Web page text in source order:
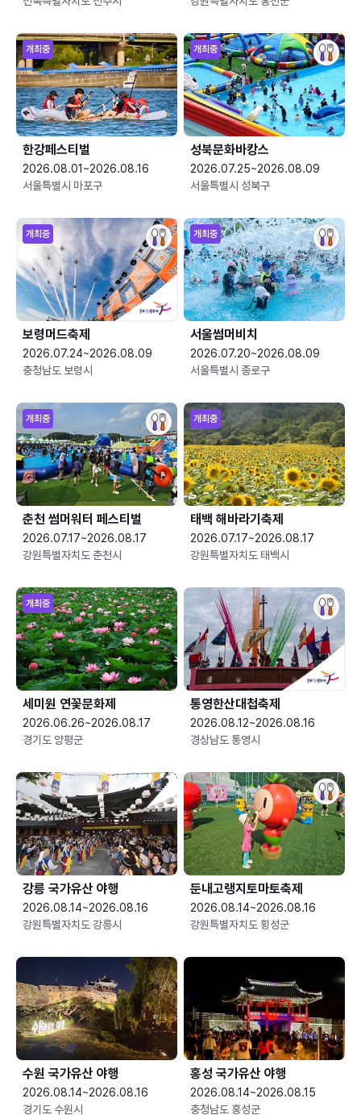
개최중
한강페스티벌
2026.08.01~2026.08.16
서울특별시 마포구
개최중
성북문화바캉스
2026.07.25~2026.08.09
서울특별시 성북구
개최중
보령머드축제
2026.07.24~2026.08.09
충청남도 보령시
개최중
서울썸머비치
2026.07.20~2026.08.09
서울특별시 종로구
개최중
춘천 썸머워터 페스티벌
2026.07.17~2026.08.17
강원특별자치도 춘천시
개최중
태백 해바라기축제
2026.07.17~2026.08.17
강원특별자치도 태백시
개최중
세미원 연꽃문화제
2026.06.26~2026.08.17
경기도 양평군
통영한산대첩축제
2026.08.12~2026.08.16
경상남도 통영시
강릉 국가유산 야행
2026.08.14~2026.08.16
강원특별자치도 강릉시
둔내고랭지토마토축제
2026.08.14~2026.08.16
강원특별자치도 횡성군
수원 국가유산 야행
2026.08.14~2026.08.16
경기도 수원시
홍성 국가유산 야행
2026.08.14~2026.08.15
충청남도 홍성군